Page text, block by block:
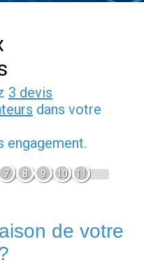
3 devis
dans votre
engagement.
7 8 9 10 11
de votre